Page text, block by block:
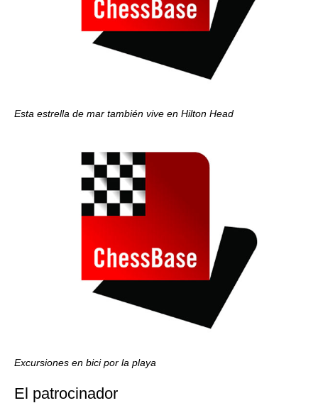
Esta estrella de mar también vive en Hilton Head
Excursiones en bici por la playa
El patrocinador